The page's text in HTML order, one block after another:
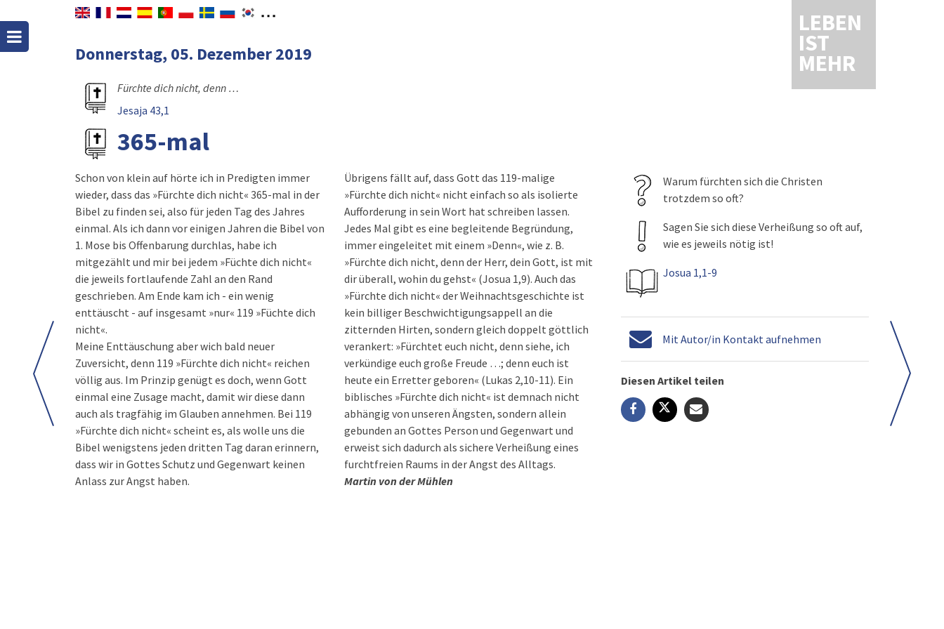
LEBEN
IST
MEHR
Donnerstag, 05. Dezember 2019
Fürchte dich nicht, denn …
Jesaja 43,1
365-mal
Schon von klein auf hörte ich in Predigten immer
wieder, dass das »Fürchte dich nicht« 365-mal in der
Bibel zu finden sei, also für jeden Tag des Jahres
einmal. Als ich dann vor einigen Jahren die Bibel von
1. Mose bis Offenbarung durchlas, habe ich
mitgezählt und mir bei jedem »Füchte dich nicht«
die jeweils fortlaufende Zahl an den Rand
geschrieben. Am Ende kam ich - ein wenig
enttäuscht - auf insgesamt »nur« 119 »Füchte dich
nicht«.
Meine Enttäuschung aber wich bald neuer
Zuversicht, denn 119 »Fürchte dich nicht« reichen
völlig aus. Im Prinzip genügt es doch, wenn Gott
einmal eine Zusage macht, damit wir diese dann
auch als tragfähig im Glauben annehmen. Bei 119
»Fürchte dich nicht« scheint es, als wolle uns die
Bibel wenigstens jeden dritten Tag daran erinnern,
dass wir in Gottes Schutz und Gegenwart keinen
Anlass zur Angst haben.
Übrigens fällt auf, dass Gott das 119-malige
»Fürchte dich nicht« nicht einfach so als isolierte
Aufforderung in sein Wort hat schreiben lassen.
Jedes Mal gibt es eine begleitende Begründung,
immer eingeleitet mit einem »Denn«, wie z. B.
»Fürchte dich nicht, denn der Herr, dein Gott, ist mit
dir überall, wohin du gehst« (Josua 1,9). Auch das
»Fürchte dich nicht« der Weihnachtsgeschichte ist
kein billiger Beschwichtigungsappell an die
zitternden Hirten, sondern gleich doppelt göttlich
verankert: »Fürchtet euch nicht, denn siehe, ich
verkündige euch große Freude …; denn euch ist
heute ein Erretter geboren« (Lukas 2,10-11). Ein
biblisches »Fürchte dich nicht« ist demnach nicht
abhängig von unseren Ängsten, sondern allein
gebunden an Gottes Person und Gegenwart und
erweist sich dadurch als sichere Verheißung eines
furchtfreien Raums in der Angst des Alltags.
Martin von der Mühlen
Warum fürchten sich die Christen
trotzdem so oft?
Sagen Sie sich diese Verheißung so oft auf,
wie es jeweils nötig ist!
Josua 1,1-9
Mit Autor/in Kontakt aufnehmen
Diesen Artikel teilen